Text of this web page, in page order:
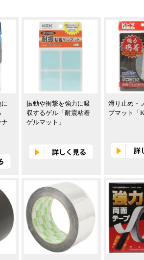
に
ナ
振動や衝撃を強力に吸
収するゲル「耐震粘着
ゲルマット」
滑り止め・
プマット「K